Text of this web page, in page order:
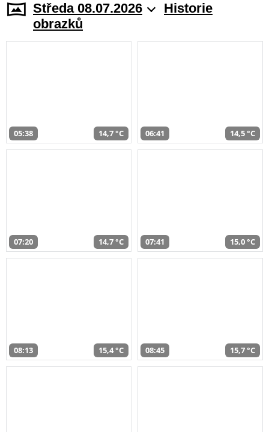
Středa 08.07.2026
Historie
obrazků
05:38 14,7 °C 06:41 14,5 °C
07:20 14,7 °C 07:41 15,0 °C
08:13 15,4 °C 08:45 15,7 °C